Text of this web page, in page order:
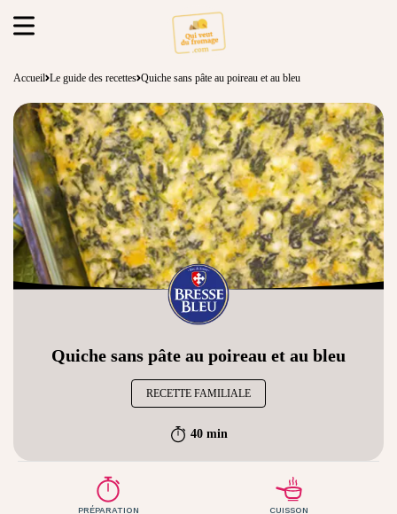
Accueil Le guide des recettes Quiche sans pâte au poireau et au bleu
Quiche sans pâte au poireau et au bleu
RECETTE FAMILIALE
40 min
PRÉPARATION CUISSON